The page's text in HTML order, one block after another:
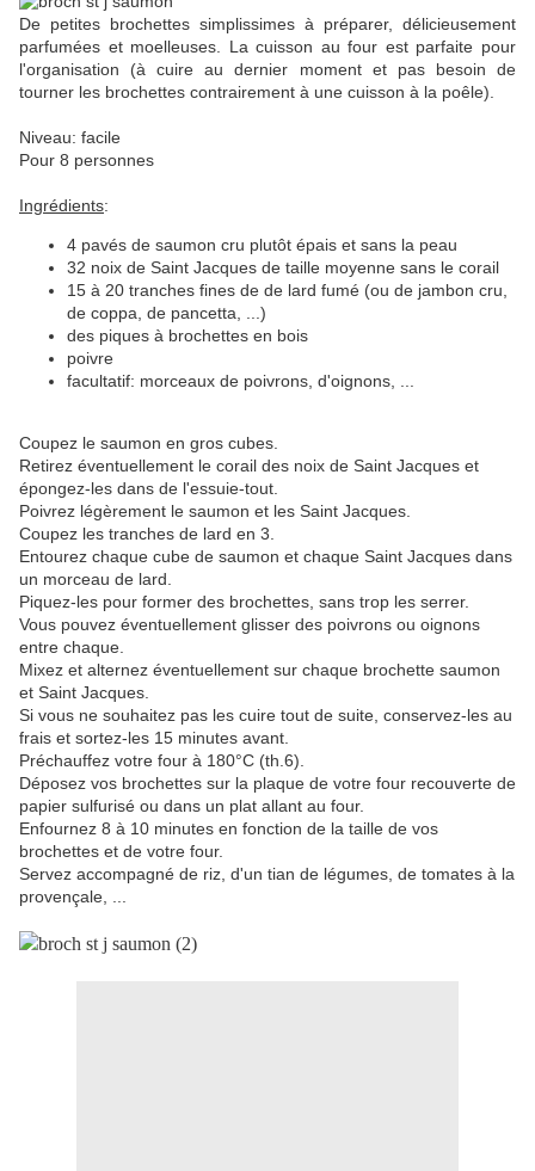
De petites brochettes simplissimes à préparer, délicieusement
parfumées et moelleuses. La cuisson au four est parfaite pour
l'organisation (à cuire au dernier moment et pas besoin de
tourner les brochettes contrairement à une cuisson à la poêle).
Niveau: facile
Pour 8 personnes
Ingrédients:
4 pavés de saumon cru plutôt épais et sans la peau
32 noix de Saint Jacques de taille moyenne sans le corail
15 à 20 tranches fines de de lard fumé (ou de jambon cru,
de coppa, de pancetta, ...)
des piques à brochettes en bois
poivre
facultatif: morceaux de poivrons, d'oignons, ...
Coupez le saumon en gros cubes.
Retirez éventuellement le corail des noix de Saint Jacques et
épongez-les dans de l'essuie-tout.
Poivrez légèrement le saumon et les Saint Jacques.
Coupez les tranches de lard en 3.
Entourez chaque cube de saumon et chaque Saint Jacques dans
un morceau de lard.
Piquez-les pour former des brochettes, sans trop les serrer.
Vous pouvez éventuellement glisser des poivrons ou oignons
entre chaque.
Mixez et alternez éventuellement sur chaque brochette saumon
et Saint Jacques.
Si vous ne souhaitez pas les cuire tout de suite, conservez-les au
frais et sortez-les 15 minutes avant.
Préchauffez votre four à 180°C (th.6).
Déposez vos brochettes sur la plaque de votre four recouverte de
papier sulfurisé ou dans un plat allant au four.
Enfournez 8 à 10 minutes en fonction de la taille de vos
brochettes et de votre four.
Servez accompagné de riz, d'un tian de légumes, de tomates à la
provençale, ...